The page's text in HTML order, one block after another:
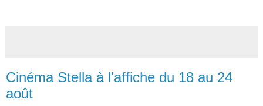
Cinéma Stella à l'affiche du 18 au 24
août